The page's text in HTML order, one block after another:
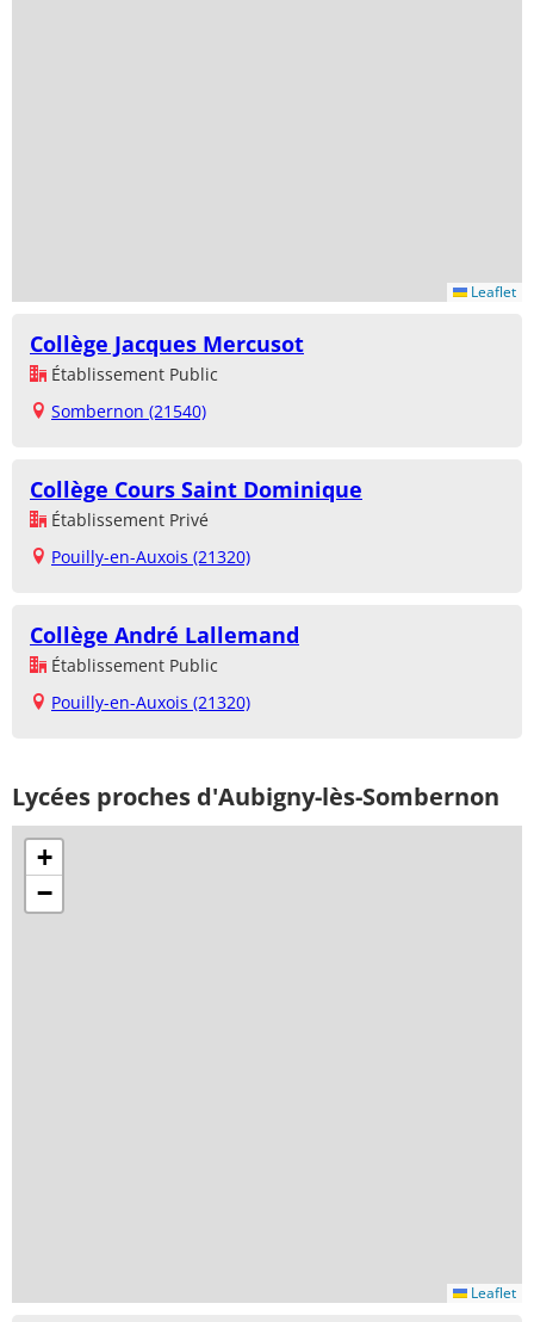
Leaflet
Collège Jacques Mercusot
Établissement Public
Sombernon (21540)
Collège Cours Saint Dominique
Établissement Privé
Pouilly-en-Auxois (21320)
Collège André Lallemand
Établissement Public
Pouilly-en-Auxois (21320)
Lycées proches d'Aubigny-lès-Sombernon
+
−
Leaflet